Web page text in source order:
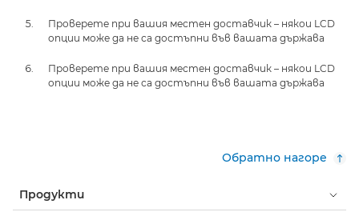
Проверете при вашия местен доставчик – някои LCD
опции може да не са достъпни във вашата държава
Проверете при вашия местен доставчик – някои LCD
опции може да не са достъпни във вашата държава
Обратно нагоре
Продукти